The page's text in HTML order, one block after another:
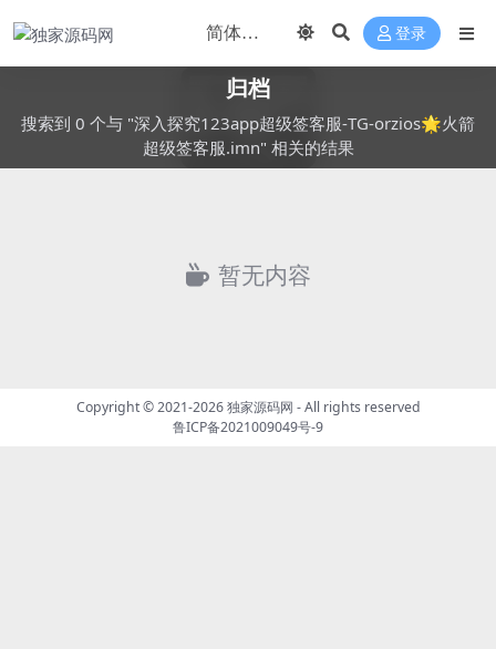
登录
归档
搜索到 0 个与 "深入探究123app超级签客服-TG-orzios🌟火箭
超级签客服.imn" 相关的结果
暂无内容
Copyright © 2021-2026独家源码网 - All rights reserved
鲁ICP备2021009049号-9